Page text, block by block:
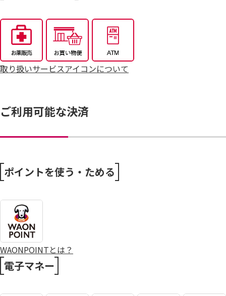
取り扱いサービスアイコンについて
ご利用可能な決済
ポイントを使う・ためる
WAONPOINTとは？
電子マネー